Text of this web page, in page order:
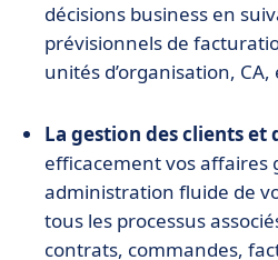
décisions business en
prévisionnels de
unités d’organisation, CA,
La gestion des clients et
efficacement vos affaires
administration fluide de
tous les processus
contrats, commandes,